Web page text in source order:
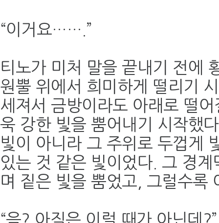
“이거요…….”
티노가 미처 말을 끝내기 전에
원뿔 위에서 희미하게 떨리기
세져서 금방이라도 아래로 떨
욱 강한 빛을 뿜어내기 시작했
빛이 아니라 그 주위로 두껍게
있는 것 같은 빛이었다. 그 경
며 짙은 빛을 뿜었고, 그럴수록
“음? 아직은 이럴 때가 아닌데?”